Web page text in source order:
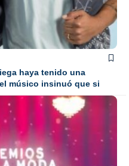
haya tenido una
músico insinuó que si